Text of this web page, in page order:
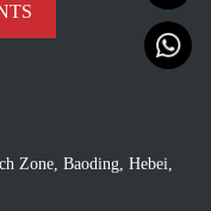
Zone, Baoding, Hebei,